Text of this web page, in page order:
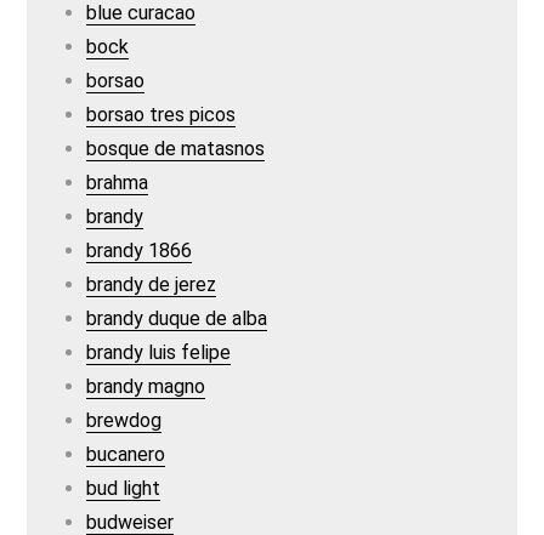
blue curacao
bock
borsao
borsao tres picos
bosque de matasnos
brahma
brandy
brandy 1866
brandy de jerez
brandy duque de alba
brandy luis felipe
brandy magno
brewdog
bucanero
bud light
budweiser